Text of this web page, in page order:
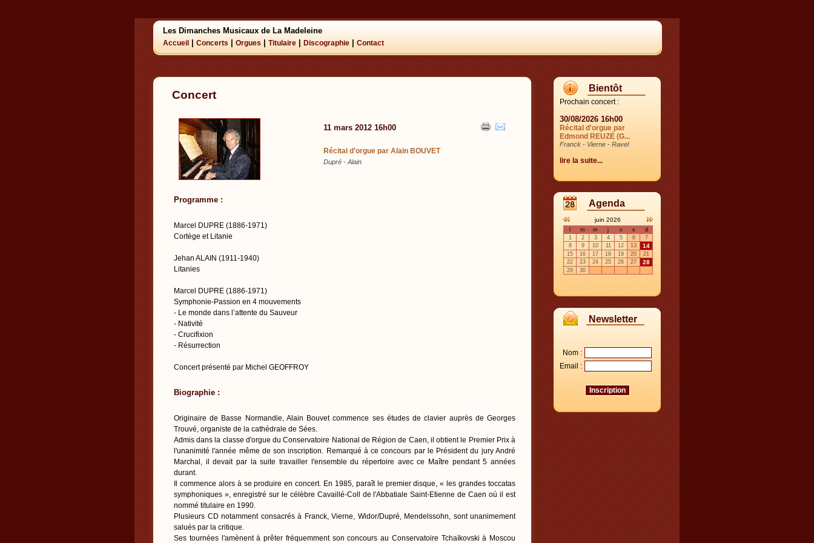
Les Dimanches Musicaux de La Madeleine
Accueil Concerts Orgues Titulaire Discographie Contact
Concert
11 mars 2012 16h00
Récital d'orgue par Alain BOUVET
Dupré - Alain
Programme :
Marcel DUPRE (1886-1971)
Cortège et Litanie
Jehan ALAIN (1911-1940)
Litanies
Marcel DUPRE (1886-1971)
Symphonie-Passion en 4 mouvements
- Le monde dans l’attente du Sauveur
- Nativité
- Crucifixion
- Résurrection
Concert présenté par Michel GEOFFROY
Biographie :
Originaire de Basse Normandie, Alain Bouvet commence ses études de clavier auprès de Georges
Trouvé, organiste de la cathédrale de Sées.
Admis dans la classe d'orgue du Conservatoire National de Région de Caen, il obtient le Premier Prix à
l'unanimité l'année même de son inscription. Remarqué à ce concours par le Président du jury André
Marchal, il devait par la suite travailler l'ensemble du répertoire avec ce Maître pendant 5 années
durant.
Il commence alors à se produire en concert. En 1985, paraît le premier disque, « les grandes toccatas
symphoniques », enregistré sur le célèbre Cavaillé-Coll de l'Abbatiale Saint-Etienne de Caen où il est
nommé titulaire en 1990.
Plusieurs CD notamment consacrés à Franck, Vierne, Widor/Dupré, Mendelssohn, sont unanimement
salués par la critique.
Ses tournées l'amènent à prêter fréquemment son concours au Conservatoire Tchaïkovski à Moscou
Bientôt
Prochain concert :
30/08/2026 16h00
Récital d'orgue par
Edmond REUZÉ (G...
Franck - Vierne - Ravel
lire la suite...
Agenda
juin 2026
m m j v s
d
1
2 3 4 5 6
7
8
9 10 11 12 13 14
15 16 17 18 19 20
21
22
23 24 25 26 27 28
29 30
Newsletter
Nom :
Email :